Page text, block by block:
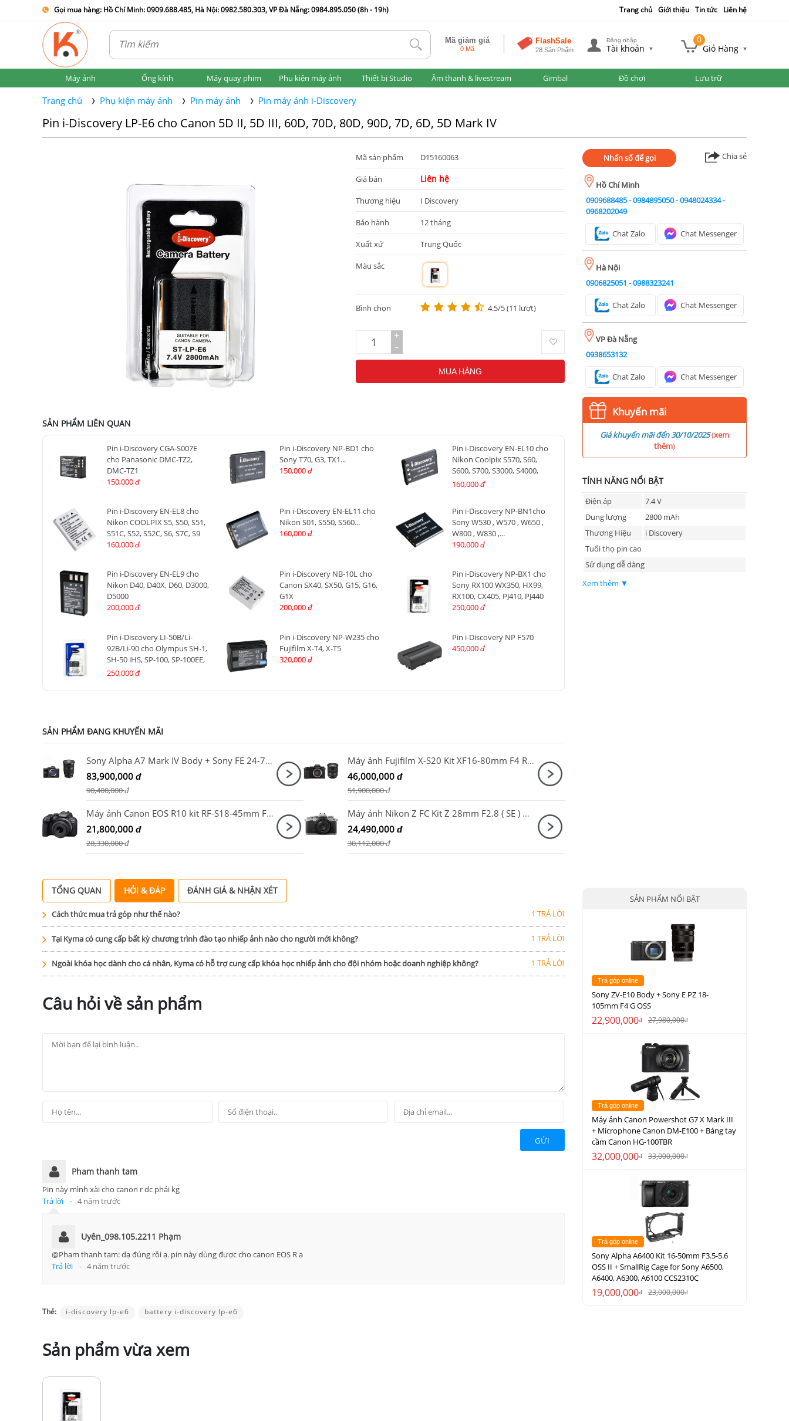
Gọi mua hàng: Hồ Chí Minh: 0909.688.485, Hà Nội: 0982.580.303, VP Đà Nẵng: 0984.895.050 (8h - 19h) Trang chủ Giới thiệu Tin tức Liên hệ
tlk Mã giảm giá
0 Mã
FlashSale
28 Sản Phẩm
Đăng nhập
Tài khoản
0
Giỏ Hàng
Máy ảnh Ống kính Máy quay phim Phụ kiện máy ảnh Thiết bị Studio Âm thanh & livestream Gimbal Đồ chơi Lưu trữ
Trang chủ Phụ kiện máy ảnh Pin máy ảnh Pin máy ảnh i-Discovery
Pin i-Discovery LP-E6 cho Canon 5D II, 5D III, 60D, 70D, 80D, 90D, 7D, 6D, 5D Mark IV
Mã sản phẩm D15160063
Giá bán Liên hệ
Thương hiệu I Discovery
Bảo hành 12 tháng
Xuất xứ Trung Quốc
Màu sắc
m
Bình chọn 4.5/5 (11 lượt)
+
-
MUA HÀNG
SẢN PHẨM LIÊN QUAN
Pin i-Discovery CGA-S007E
cho Panasonic DMC-TZ2,
DMC-TZ1
150,000 đ
Pin i-Discovery NP-BD1 cho
Sony T70, G3, TX1...
150,000 đ
Pin i-Discovery EN-EL10 cho
Nikon Coolpix S570, S60,
S600, S700, S3000, S4000,
S5100
160,000 đ
Pin i-Discovery EN-EL8 cho
Nikon COOLPIX S5, S50, S51,
S51C, S52, S52C, S6, S7C, S9
160,000 đ
Pin i-Discovery EN-EL11 cho
Nikon S01, S550, S560...
160,000 đ
Pin i-Discovery NP-BN1cho
Sony W530 , W570 , W650 ,
W800 , W830 ,...
190,000 đ
Pin i-Discovery EN-EL9 cho
Nikon D40, D40X, D60, D3000,
D5000
200,000 đ
Pin i-Discovery NB-10L cho
Canon SX40, SX50, G15, G16,
G1X
200,000 đ
Pin i-Discovery NP-BX1 cho
Sony RX100 WX350, HX99,
RX100, CX405, PJ410, PJ440
250,000 đ
Pin i-Discovery LI-50B/Li-
92B/Li-90 cho Olympus SH-1,
SH-50 iHS, SP-100, SP-100EE,
Tough TG-1 iHS, Tough TG-2,
250,000 đ
Pin i-Discovery NP-W235 cho
Fujifilm X-T4, X-T5
320,000 đ
Pin i-Discovery NP F570
450,000 đ
SẢN PHẨM ĐANG KHUYẾN MÃI
Sony Alpha A7 Mark IV Body + Sony FE 24-70mm F2.8 GM II
83,900,000 đ
90,400,000đ
Máy ảnh Fujifilm X-S20 Kit XF16-80mm F4 R OIS WR
46,000,000 đ
51,900,000đ
Máy ảnh Canon EOS R10 kit RF-S18-45mm F4.5-6.3 IS STM
21,800,000 đ
28,330,000đ
Máy ảnh Nikon Z FC Kit Z 28mm F2.8 ( SE ) Nhập khẩu
24,490,000 đ
30,112,000đ
Nhấn số để gọi Chia sẻ
Hồ Chí Minh
0909688485-0984895050-0948024334-
0968202049
Chat Zalo Chat Messenger
Hà Nội
0906825051 -0988323241
Chat Zalo Chat Messenger
VP Đà Nẵng
0938653132
Chat Zalo Chat Messenger
Khuyến mãi
Giá khuyến mãi đến 30/10/2025(xem
thêm)
TÍNH NĂNG NỔI BẬT
Điện áp
7.4 V
Dung lượng
2800 mAh
Thương Hiệu
i Discovery
Tuổi thọ pin cao
Sử dụng dễ dàng
Xem thêm ▼
TỔNG QUAN HỎI & ĐÁP ĐÁNH GIÁ & NHẬN XÉT
Cách thức mua trả góp như thế nào? 1 TRẢ LỜI
Tại Kyma có cung cấp bất kỳ chương trình đào tạo nhiếp ảnh nào cho người mới không? 1 TRẢ LỜI
Ngoài khóa học dành cho cá nhân, Kyma có hỗ trợ cung cấp khóa học nhiếp ảnh cho đội nhóm hoặc doanh nghiệp không? 1 TRẢ LỜI
Câu hỏi về sản phẩm
GỬI
Pham thanh tam
Pin này mình xài cho canon r dc phải kg
Trả lời
- 4 năm trước
Uyên_098.105.2211 Phạm
@Pham thanh tam: dạ đúng rồi ạ. pin này dùng được cho canon EOS R ạ
Trả lời
- 4 năm trước
SẢN PHẨM NỔI BẬT
Trả góp online
Sony ZV-E10 Body + Sony E PZ 18-
105mm F4 G OSS
22,900,000đ 27,980,000đ
Trả góp online
Máy ảnh Canon Powershot G7 X Mark III
+ Microphone Canon DM-E100 + Báng tay
cầm Canon HG-100TBR
32,000,000đ 33,000,000đ
Trả góp online
Sony Alpha A6400 Kit 16-50mm F3.5-5.6
OSS II + SmallRig Cage for Sony A6500,
A6400, A6300, A6100 CCS2310C
19,000,000đ 23,000,000đ
Thẻ: i-discovery lp-e6 battery i-discovery lp-e6
Sản phẩm vừa xem